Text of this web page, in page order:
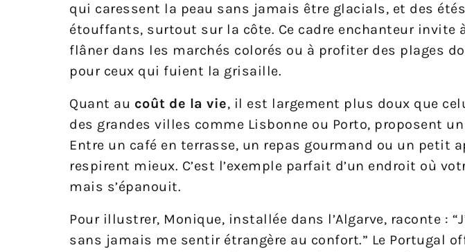
qui caressent la peau sans jamais être glacials, et des
étouffants, surtout sur la côte. Ce cadre enchanteur invite
flâner dans les marchés colorés ou à profiter des plages
pour ceux qui fuient la grisaille.
Quant au coût de la vie, il est largement plus doux que
des grandes villes comme Lisbonne ou Porto, proposent
Entre un café en terrasse, un repas gourmand ou un petit
respirent mieux. C’est l’exemple parfait d’un endroit où
mais s’épanouit.
Pour illustrer, Monique, installée dans l’Algarve, raconte :
sans jamais me sentir étrangère au confort.” Le Portugal